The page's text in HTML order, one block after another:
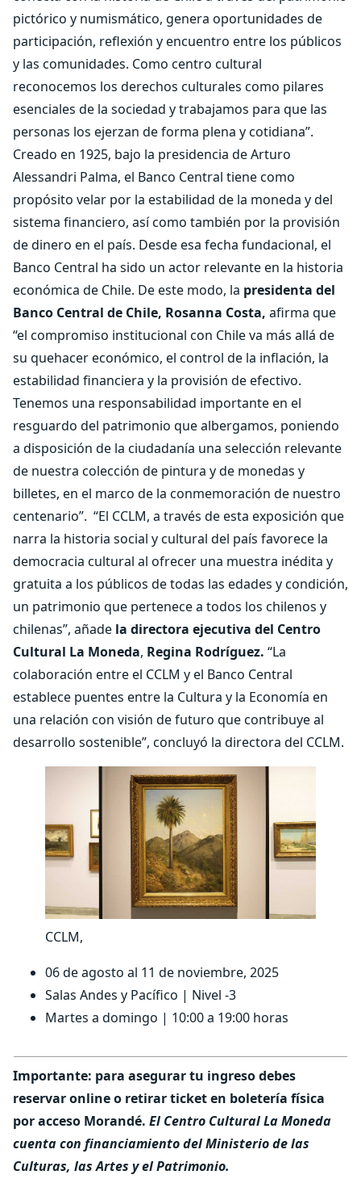
pictórico y numismático, genera oportunidades de
participación, reflexión y encuentro entre los públicos
y las comunidades. Como centro cultural
reconocemos los derechos culturales como pilares
esenciales de la sociedad y trabajamos para que las
personas los ejerzan de forma plena y cotidiana”.
Creado en 1925, bajo la presidencia de Arturo
Alessandri Palma, el Banco Central tiene como
propósito velar por la estabilidad de la moneda y del
sistema financiero, así como también por la provisión
de dinero en el país. Desde esa fecha fundacional, el
Banco Central ha sido un actor relevante en la historia
económica de Chile. De este modo, la presidenta del
Banco Central de Chile, Rosanna Costa, afirma que
“el compromiso institucional con Chile va más allá de
su quehacer económico, el control de la inflación, la
estabilidad financiera y la provisión de efectivo.
Tenemos una responsabilidad importante en el
resguardo del patrimonio que albergamos, poniendo
a disposición de la ciudadanía una selección relevante
de nuestra colección de pintura y de monedas y
billetes, en el marco de la conmemoración de nuestro
centenario”. “El CCLM, a través de esta exposición que
narra la historia social y cultural del país favorece la
democracia cultural al ofrecer una muestra inédita y
gratuita a los públicos de todas las edades y condición,
un patrimonio que pertenece a todos los chilenos y
chilenas”, añade la directora ejecutiva del Centro
Cultural La Moneda, Regina Rodríguez. “La
colaboración entre el CCLM y el Banco Central
establece puentes entre la Cultura y la Economía en
una relación con visión de futuro que contribuye al
desarrollo sostenible”, concluyó la directora del CCLM.
CCLM,
06 de agosto al 11 de noviembre, 2025
Salas Andes y Pacífico | Nivel -3
Martes a domingo | 10:00 a 19:00 horas
Importante: para asegurar tu ingreso debes
reservar online o retirar ticket en boletería física
por acceso Morandé. El Centro Cultural La Moneda
cuenta con financiamiento del Ministerio de las
Culturas, las Artes y el Patrimonio.